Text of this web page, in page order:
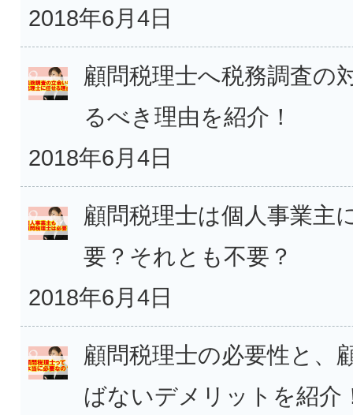
2018年6月4日
顧問税理士へ税務調査の
るべき理由を紹介！
2018年6月4日
顧問税理士は個人事業主
要？それとも不要？
2018年6月4日
顧問税理士の必要性と、
ばないデメリットを紹介